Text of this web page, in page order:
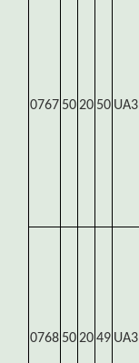
0767 5020 50 UA3
0768 502049 UA3